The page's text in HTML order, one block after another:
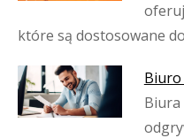
które są dostosowane
Biura